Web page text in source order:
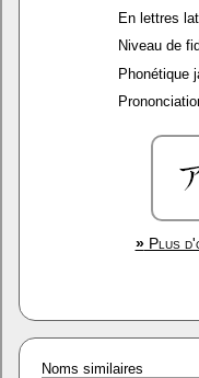
En lettres
Niveau de
Phonétique
»Plus
Noms similaires